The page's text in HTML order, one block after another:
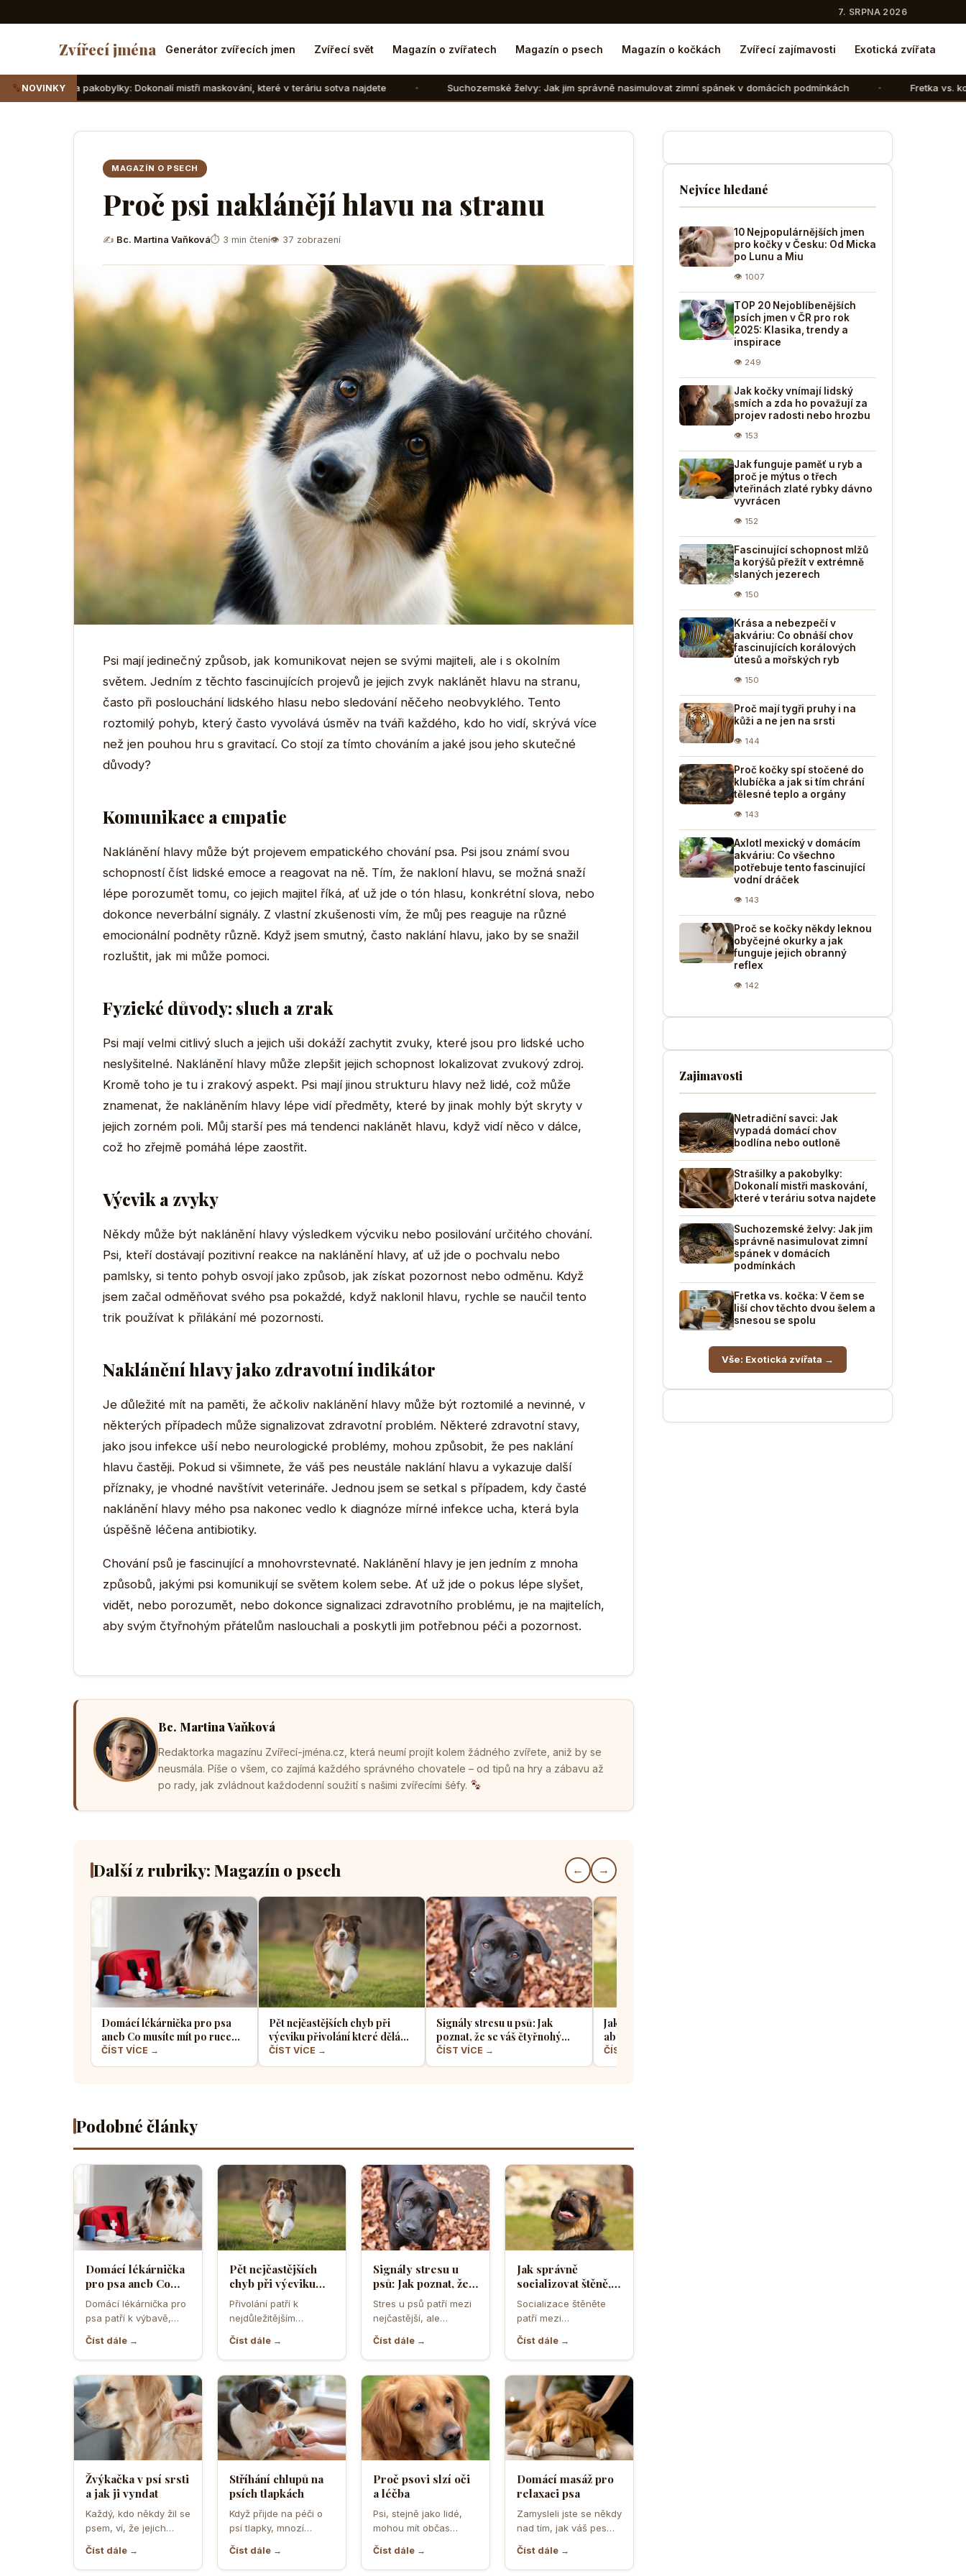
7. SRPNA 2026
Zvířecí jména Generátor zvířecích jmen Zvířecí svět Magazín o zvířatech Magazín o psech Magazín o kočkách Zvířecí zajímavosti Exotická zvířata
NOVINKYDokonalí mistři maskování, které v teráriu sotva najdete Suchozemské želvy: Jak jim správně nasimulovat zimní spánek v domácích podmínkách Fretka vs. kočka: V čem se liší
MAGAZÍN O PSECH
Proč psi naklánějí hlavu na stranu
✍ Bc. Martina Vaňková⏱ 3 min čtení👁 37 zobrazení
Psi mají jedinečný způsob, jak komunikovat nejen se svými majiteli, ale i s okolním
světem. Jedním z těchto fascinujících projevů je jejich zvyk naklánět hlavu na stranu,
často při poslouchání lidského hlasu nebo sledování něčeho neobvyklého. Tento
roztomilý pohyb, který často vyvolává úsměv na tváři každého, kdo ho vidí, skrývá více
než jen pouhou hru s gravitací. Co stojí za tímto chováním a jaké jsou jeho skutečné
důvody?
Komunikace a empatie
Naklánění hlavy může být projevem empatického chování psa. Psi jsou známí svou
schopností číst lidské emoce a reagovat na ně. Tím, že nakloní hlavu, se možná snaží
lépe porozumět tomu, co jejich majitel říká, ať už jde o tón hlasu, konkrétní slova, nebo
dokonce neverbální signály. Z vlastní zkušenosti vím, že můj pes reaguje na různé
emocionální podněty různě. Když jsem smutný, často naklání hlavu, jako by se snažil
rozluštit, jak mi může pomoci.
Fyzické důvody: sluch a zrak
Psi mají velmi citlivý sluch a jejich uši dokáží zachytit zvuky, které jsou pro lidské ucho
neslyšitelné. Naklánění hlavy může zlepšit jejich schopnost lokalizovat zvukový zdroj.
Kromě toho je tu i zrakový aspekt. Psi mají jinou strukturu hlavy než lidé, což může
znamenat, že nakláněním hlavy lépe vidí předměty, které by jinak mohly být skryty v
jejich zorném poli. Můj starší pes má tendenci naklánět hlavu, když vidí něco v dálce,
což ho zřejmě pomáhá lépe zaostřit.
Výcvik a zvyky
Někdy může být naklánění hlavy výsledkem výcviku nebo posilování určitého chování.
Psi, kteří dostávají pozitivní reakce na naklánění hlavy, ať už jde o pochvalu nebo
pamlsky, si tento pohyb osvojí jako způsob, jak získat pozornost nebo odměnu. Když
jsem začal odměňovat svého psa pokaždé, když naklonil hlavu, rychle se naučil tento
trik používat k přilákání mé pozornosti.
Naklánění hlavy jako zdravotní indikátor
Je důležité mít na paměti, že ačkoliv naklánění hlavy může být roztomilé a nevinné, v
některých případech může signalizovat zdravotní problém. Některé zdravotní stavy,
jako jsou infekce uší nebo neurologické problémy, mohou způsobit, že pes naklání
hlavu častěji. Pokud si všimnete, že váš pes neustále naklání hlavu a vykazuje další
příznaky, je vhodné navštívit veterináře. Jednou jsem se setkal s případem, kdy časté
naklánění hlavy mého psa nakonec vedlo k diagnóze mírné infekce ucha, která byla
úspěšně léčena antibiotiky.
Chování psů je fascinující a mnohovrstevnaté. Naklánění hlavy je jen jedním z mnoha
způsobů, jakými psi komunikují se světem kolem sebe. Ať už jde o pokus lépe slyšet,
vidět, nebo porozumět, nebo dokonce signalizaci zdravotního problému, je na majitelích,
aby svým čtyřnohým přátelům naslouchali a poskytli jim potřebnou péči a pozornost.
Bc. Martina Vaňková
Redaktorka magazínu Zvířecí-jména.cz, která neumí projít kolem žádného zvířete, aniž by se
neusmála. Píše o všem, co zajímá každého správného chovatele – od tipů na hry a zábavu až
po rady, jak zvládnout každodenní soužití s našimi zvířecími šéfy.
Další z rubriky: Magazín o psech ← →
Domácí lékárnička pro psa
aneb Co musíte mít po ruce
pro případ nouze
ČÍST VÍCE →
Pět nejčastějších chyb při
výcviku přivolání které dělá
většina pejskařů
ČÍST VÍCE →
Signály stresu u psů: Jak
poznat, že se váš čtyřnohý
přítel necítí komfortně
ČÍST VÍCE →
Jak správně socializovat štěně,
aby z něj vyrostl sebevědomý
a klidný pes
ČÍST VÍCE →
Podobné články
Domácí lékárnička
pro psa aneb Co
musíte mít po ruce
pro případ nouze
Domácí lékárnička pro
psa patří k výbavě,
rozhodující chvíli
ušetřit čas,…
Číst dále →
Pět nejčastějších
chyb při výcviku
přivolání které dělá
většina pejskařů
Přivolání patří k
nejdůležitějším
protože rozhoduje o
bezpečí, pohodě i o
tom,…
Číst dále →
Signály stresu u
psů: Jak poznat, že
se váš čtyřnohý
přítel necítí
komfortně
Stres u psů patří mezi
nejčastější, ale
nejpodceňovanější
problémy každodenní
péče. Může se…
Číst dále →
Jak správně
socializovat štěně,
aby z něj vyrostl
sebevědomý a
klidný pes
Socializace štěněte
patří mezi
prvních měsíců života.
Právě v tomto období
se…
Číst dále →
Žvýkačka v psí srsti
a jak ji vyndat
Každý, kdo někdy žil se
psem, ví, že jejich
zvědavost a touha
zkoumat svět…
Číst dále →
Stříhání chlupů na
psích tlapkách
Když přijde na péči o
psí tlapky, mnozí
majitelé zvířat netuší,
jak důležité je…
Číst dále →
Proč psovi slzí oči
a léčba
Psi, stejně jako lidé,
mohou mít občas
problémy s očima, a
jedním z
nejčastějších…
Číst dále →
Domácí masáž pro
relaxaci psa
Zamysleli jste se někdy
nad tím, jak váš pes
vnímá vaši přítomnost?
Často se…
Číst dále →
Nejvíce hledané
10 Nejpopulárnějších jmen
pro kočky v Česku: Od Micka
po Lunu a Miu
👁 1007
TOP 20 Nejoblíbenějších
psích jmen v ČR pro rok
2025: Klasika, trendy a
inspirace
👁 249
Jak kočky vnímají lidský
smích a zda ho považují za
projev radosti nebo hrozbu
👁 153
Jak funguje paměť u ryb a
proč je mýtus o třech
vteřinách zlaté rybky dávno
vyvrácen
👁 152
Fascinující schopnost mlžů
a korýšů přežít v extrémně
slaných jezerech
👁 150
Krása a nebezpečí v
akváriu: Co obnáší chov
fascinujících korálových
útesů a mořských ryb
👁 150
Proč mají tygři pruhy i na
kůži a ne jen na srsti
👁 144
Proč kočky spí stočené do
klubíčka a jak si tím chrání
tělesné teplo a orgány
👁 143
Axlotl mexický v domácím
akváriu: Co všechno
potřebuje tento fascinující
vodní dráček
👁 143
Proč se kočky někdy leknou
obyčejné okurky a jak
funguje jejich obranný
reflex
👁 142
Zajimavosti
Netradiční savci: Jak
vypadá domácí chov
bodlína nebo outloně
Strašilky a pakobylky:
Dokonalí mistři maskování,
které v teráriu sotva najdete
Suchozemské želvy: Jak jim
správně nasimulovat zimní
spánek v domácích
podmínkách
Fretka vs. kočka: V čem se
liší chov těchto dvou šelem a
snesou se spolu
Vše: Exotická zvířata →